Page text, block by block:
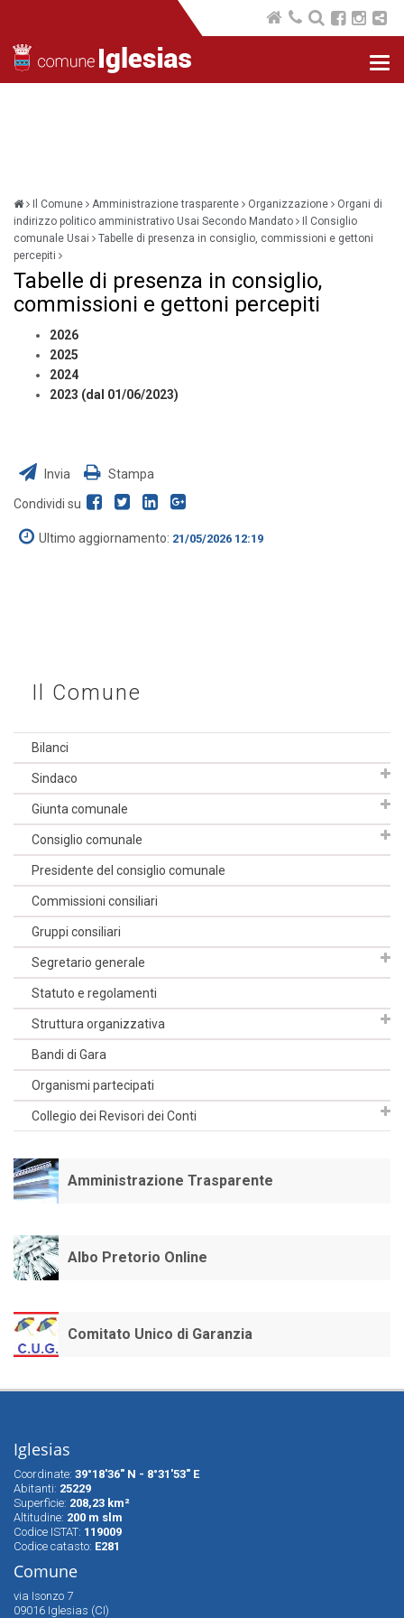
Il Comune Amministrazione trasparente Organizzazione
Organi di
indirizzo politico amministrativo Usai Secondo Mandato
Il Consiglio
comunale Usai
Tabelle di presenza in consiglio, commissioni e gettoni
percepiti
Tabelle di presenza in consiglio,
commissioni e gettoni percepiti
2026
2025
2024
2023 (dal 01/06/2023)
Invia Stampa
Condividi su
Ultimo aggiornamento: 21/05/2026 12:19
Il Comune
Bilanci
Sindaco
Giunta comunale
Consiglio comunale
Presidente del consiglio comunale
Commissioni consiliari
Gruppi consiliari
Segretario generale
Statuto e regolamenti
Struttura organizzativa
Bandi di Gara
Organismi partecipati
Collegio dei Revisori dei Conti
Amministrazione Trasparente
Albo Pretorio Online
Comitato Unico di Garanzia
Iglesias
Coordinate: 39°18'36" N - 8°31'53" E
Abitanti: 25229
Superfìcie: 208,23 km²
Altitudine: 200 m slm
Codice ISTAT: 119009
Codice catasto: E281
Comune
via Isonzo 7
09016 Iglesias (CI)